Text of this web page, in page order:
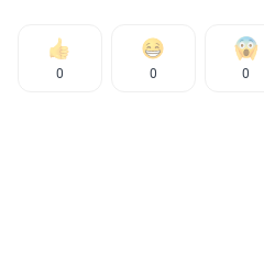
0 0 0